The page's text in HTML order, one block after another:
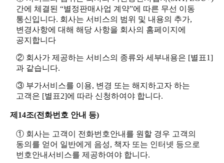
간에 체결된 “별정판매사업 계약”에 따른 무선 이동
통신입니다. 회사는 서비스의 범위 및 내용의 추가,
변경사항에 대해 해당 사항을 회사의 홈페이지에
공지합니다
② 회사가 제공하는 서비스의 종류와 세부내용은 [별표1]
과 같습니다.
③ 부가서비스를 이용, 변경 또는 해지하고자 하는
고객은 [별표2]에 따라 신청하여야 합니다.
제14조(전화번호 안내 등)
① 회사는 고객이 전화번호안내를 원할 경우 고객의
동의를 얻어 일반에게 음성, 책자 또는 인터넷 등으로
번호안내서비스를 제공하여야 합니다.